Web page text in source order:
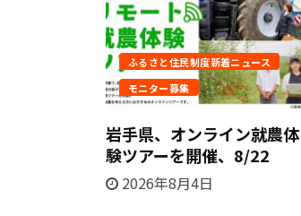
ふるさと住民制度新着ニュース
モニター募集
岩手県、オンライン就農体
験ツアーを開催、8/22
2026年8月4日